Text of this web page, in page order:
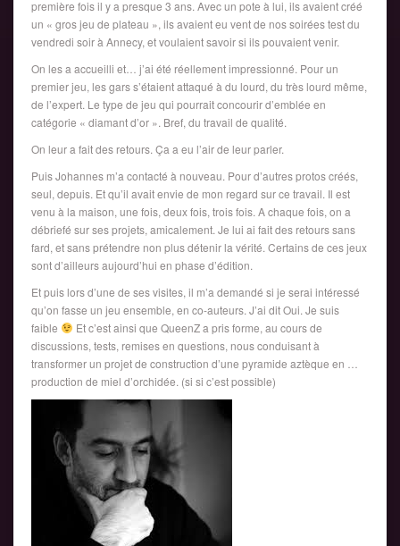
première fois il y a presque 3 ans. Avec un pote à lui, ils avaient créé
un « gros jeu de plateau », ils avaient eu vent de nos soirées test du
vendredi soir à Annecy, et voulaient savoir si ils pouvaient venir.
On les a accueilli et… j’ai été réellement impressionné. Pour un
premier jeu, les gars s’étaient attaqué à du lourd, du très lourd même,
de l’expert. Le type de jeu qui pourrait concourir d’emblée en
catégorie « diamant d’or ». Bref, du travail de qualité.
On leur a fait des retours. Ça a eu l’air de leur parler.
Puis Johannes m’a contacté à nouveau. Pour d’autres protos créés,
seul, depuis. Et qu’il avait envie de mon regard sur ce travail. Il est
venu à la maison, une fois, deux fois, trois fois. A chaque fois, on a
débriefé sur ses projets, amicalement. Je lui ai fait des retours sans
fard, et sans prétendre non plus détenir la vérité. Certains de ces jeux
sont d’ailleurs aujourd’hui en phase d’édition.
Et puis lors d’une de ses visites, il m’a demandé si je serai intéressé
qu’on fasse un jeu ensemble, en co-auteurs. J’ai dit Oui. Je suis
faible
Et c’est ainsi que QueenZ a pris forme, au cours de
discussions, tests, remises en questions, nous conduisant à
transformer un projet de construction d’une pyramide aztèque en …
production de miel d’orchidée. (si si c’est possible)